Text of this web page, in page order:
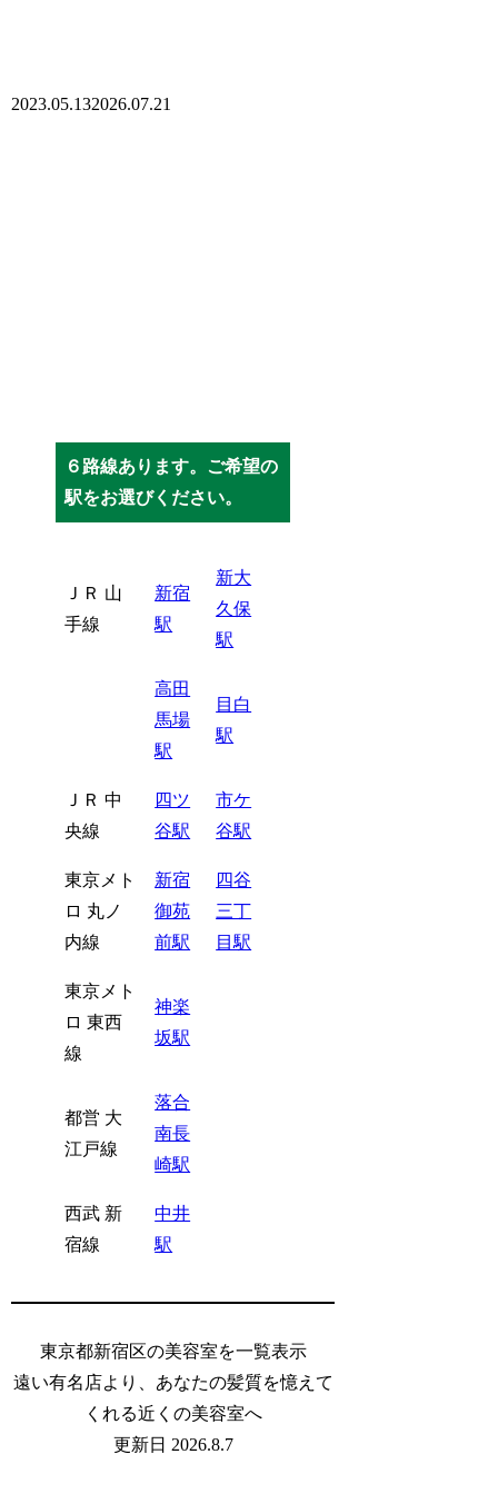
2023.05.132026.07.21
６路線あります。ご希望の
駅をお選びください。
ＪＲ 山
手線
新宿
駅
新大
久保
駅
高田
馬場
駅
目白
駅
ＪＲ 中
央線
四ツ
谷駅
市ケ
谷駅
東京メト
ロ 丸ノ
内線
新宿
御苑
前駅
四谷
三丁
目駅
東京メト
ロ 東西
線
神楽
坂駅
都営 大
江戸線
落合
南長
崎駅
西武 新
宿線
中井
駅
東京都新宿区の美容室を一覧表示
遠い有名店より、あなたの髪質を憶えて
くれる近くの美容室へ
更新日 2026.8.7